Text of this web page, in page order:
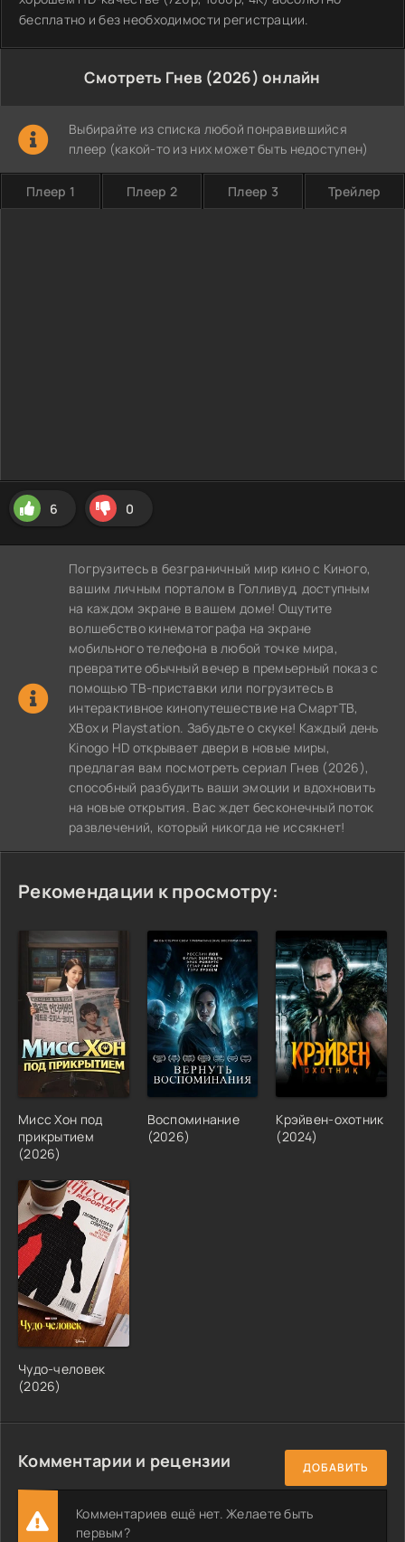
бесплатно и без необходимости регистрации.
Смотреть Гнев (2026) онлайн
Выбирайте из списка любой понравившийся
плеер (какой-то из них может быть недоступен)
Плеер 1 Плеер 2 Плеер 3 Трейлер
6 0
Погрузитесь в безграничный мир кино с Киного,
вашим личным порталом в Голливуд, доступным
на каждом экране в вашем доме! Ощутите
волшебство кинематографа на экране
мобильного телефона в любой точке мира,
превратите обычный вечер в премьерный показ с
помощью ТВ-приставки или погрузитесь в
интерактивное кинопутешествие на СмартТВ,
XBox и Playstation. Забудьте о скуке! Каждый день
Kinogo HD открывает двери в новые миры,
предлагая вам посмотреть сериал Гнев (2026),
способный разбудить ваши эмоции и вдохновить
на новые открытия. Вас ждет бесконечный поток
развлечений, который никогда не иссякнет!
Рекомендации к просмотру:
Мисс Хон под
прикрытием
(2026)
Воспоминание
(2026)
Крэйвен-охотник
(2024)
Чудо-человек
(2026)
Комментарии и рецензии ДОБАВИТЬ
Комментариев ещё нет. Желаете быть
первым?